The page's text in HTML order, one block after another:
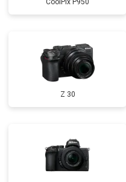
CoolPix P950
Z 30